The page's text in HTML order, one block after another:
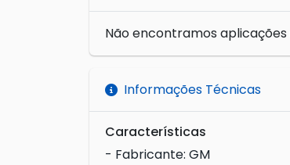
Não encontramos
Informações Técnicas
Características
- Fabricante: GM